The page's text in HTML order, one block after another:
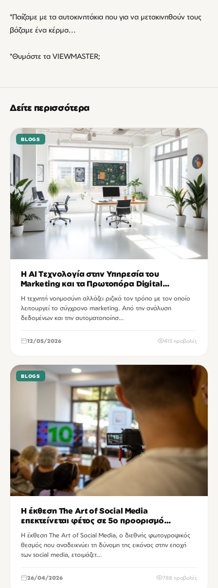
*Παίζαμε με τα αυτοκινητάκια που για να μετακινηθούν τους
βάζαμε ένα κέρμα...
*Θυμάστε τα VIEWMASTER;
Δείτε περισσότερα
BLOGS
Η AI Τεχνολογία στην Υπηρεσία του
Marketing και τα Πρωτοπόρα Digital
Agencies
Η τεχνητή νοημοσύνη αλλάζει ριζικά τον τρόπο με τον οποίο
λειτουργεί το σύγχρονο marketing. Από την ανάλυση
δεδομένων και την αυτοματοποίησ…
12/05/2026 415 προβολές
BLOGS
Η έκθεση The Art of Social Media
επεκτείνεται φέτος σε 5ο προορισμό
έκπληξη
Η έκθεση The Art of Social Media, ο διεθνής φωτογραφικός
θεσμός που αναδεικνύει τη δύναμη της εικόνας στην εποχή
των social media, ετοιμάζετ…
26/04/2026 788 προβολές